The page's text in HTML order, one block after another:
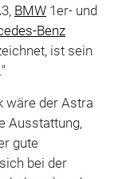
BMW1er- und
Benz
ist sein
wäre der Astra
Ausstattung,
gute
bei der